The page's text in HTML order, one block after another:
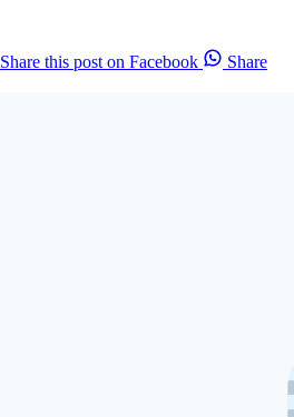
Share this post on Facebook
Share